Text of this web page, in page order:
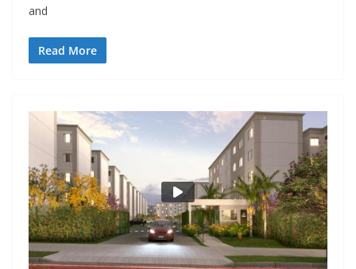
and
Read More